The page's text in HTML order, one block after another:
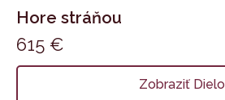
Hore stráňou
615 €
Zobraziť Dielo